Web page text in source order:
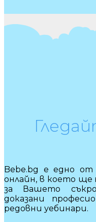
Bebe.bg е едно
онлайн, в което
за Вашето
доказани
редовни уебинари.